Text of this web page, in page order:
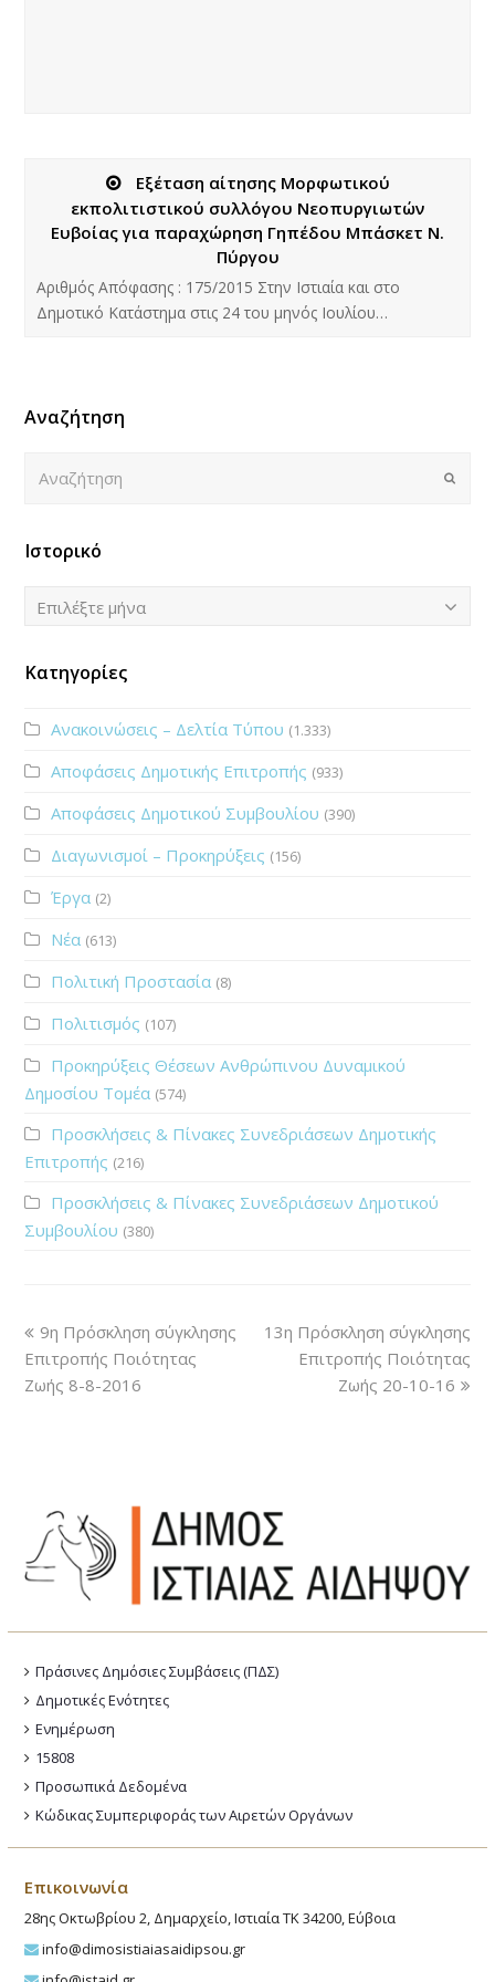
Εξέταση αίτησης Μορφωτικού
εκπολιτιστικού συλλόγου Νεοπυργιωτών
Ευβοίας για παραχώρηση Γηπέδου Μπάσκετ Ν.
Πύργου
Aριθμός Απόφασης : 175/2015 Στην Ιστιαία και στο
Δημοτικό Κατάστημα στις 24 του μηνός Ιουλίου…
Αναζήτηση
Submit
Ιστορικό
Ιστορικό
Επιλέξτε μήνα
Κατηγορίες
Ανακοινώσεις – Δελτία Τύπου (1.333)
Αποφάσεις Δημοτικής Επιτροπής (933)
Αποφάσεις Δημοτικού Συμβουλίου (390)
Διαγωνισμοί – Προκηρύξεις (156)
Έργα (2)
Νέα (613)
Πολιτική Προστασία (8)
Πολιτισμός (107)
Προκηρύξεις Θέσεων Ανθρώπινου Δυναμικού
Δημοσίου Τομέα (574)
Προσκλήσεις & Πίνακες Συνεδριάσεων Δημοτικής
Επιτροπής (216)
Προσκλήσεις & Πίνακες Συνεδριάσεων Δημοτικού
Συμβουλίου (380)
9η Πρόσκληση σύγκλησης
Επιτροπής Ποιότητας
Ζωής 8-8-2016
13η Πρόσκληση σύγκλησης
Επιτροπής Ποιότητας
Ζωής 20-10-16
Πράσινες Δημόσιες Συμβάσεις (ΠΔΣ)
Δημοτικές Ενότητες
Ενημέρωση
15808
Προσωπικά Δεδομένα
Κώδικας Συμπεριφοράς των Αιρετών Οργάνων
Επικοινωνία
28ης Οκτωβρίου 2, Δημαρχείο, Ιστιαία ΤΚ 34200, Εύβοια
info@dimosistiaiasaidipsou.gr